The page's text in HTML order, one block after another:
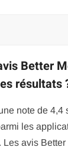
Better
résultats
note de 4,4
les
Les avis